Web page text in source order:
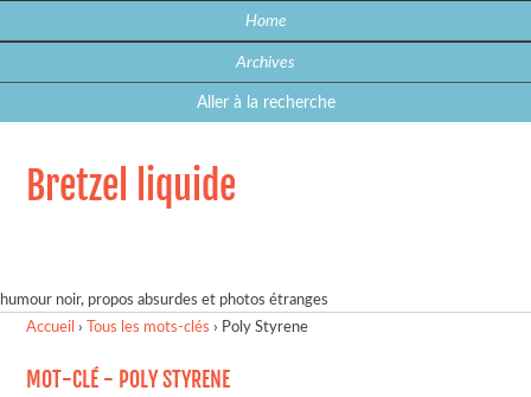
Home
Archives
Aller à la recherche
Bretzel liquide
humour noir, propos absurdes et photos étranges
Accueil › Tous les mots-clés › Poly Styrene
MOT-CLÉ - POLY STYRENE